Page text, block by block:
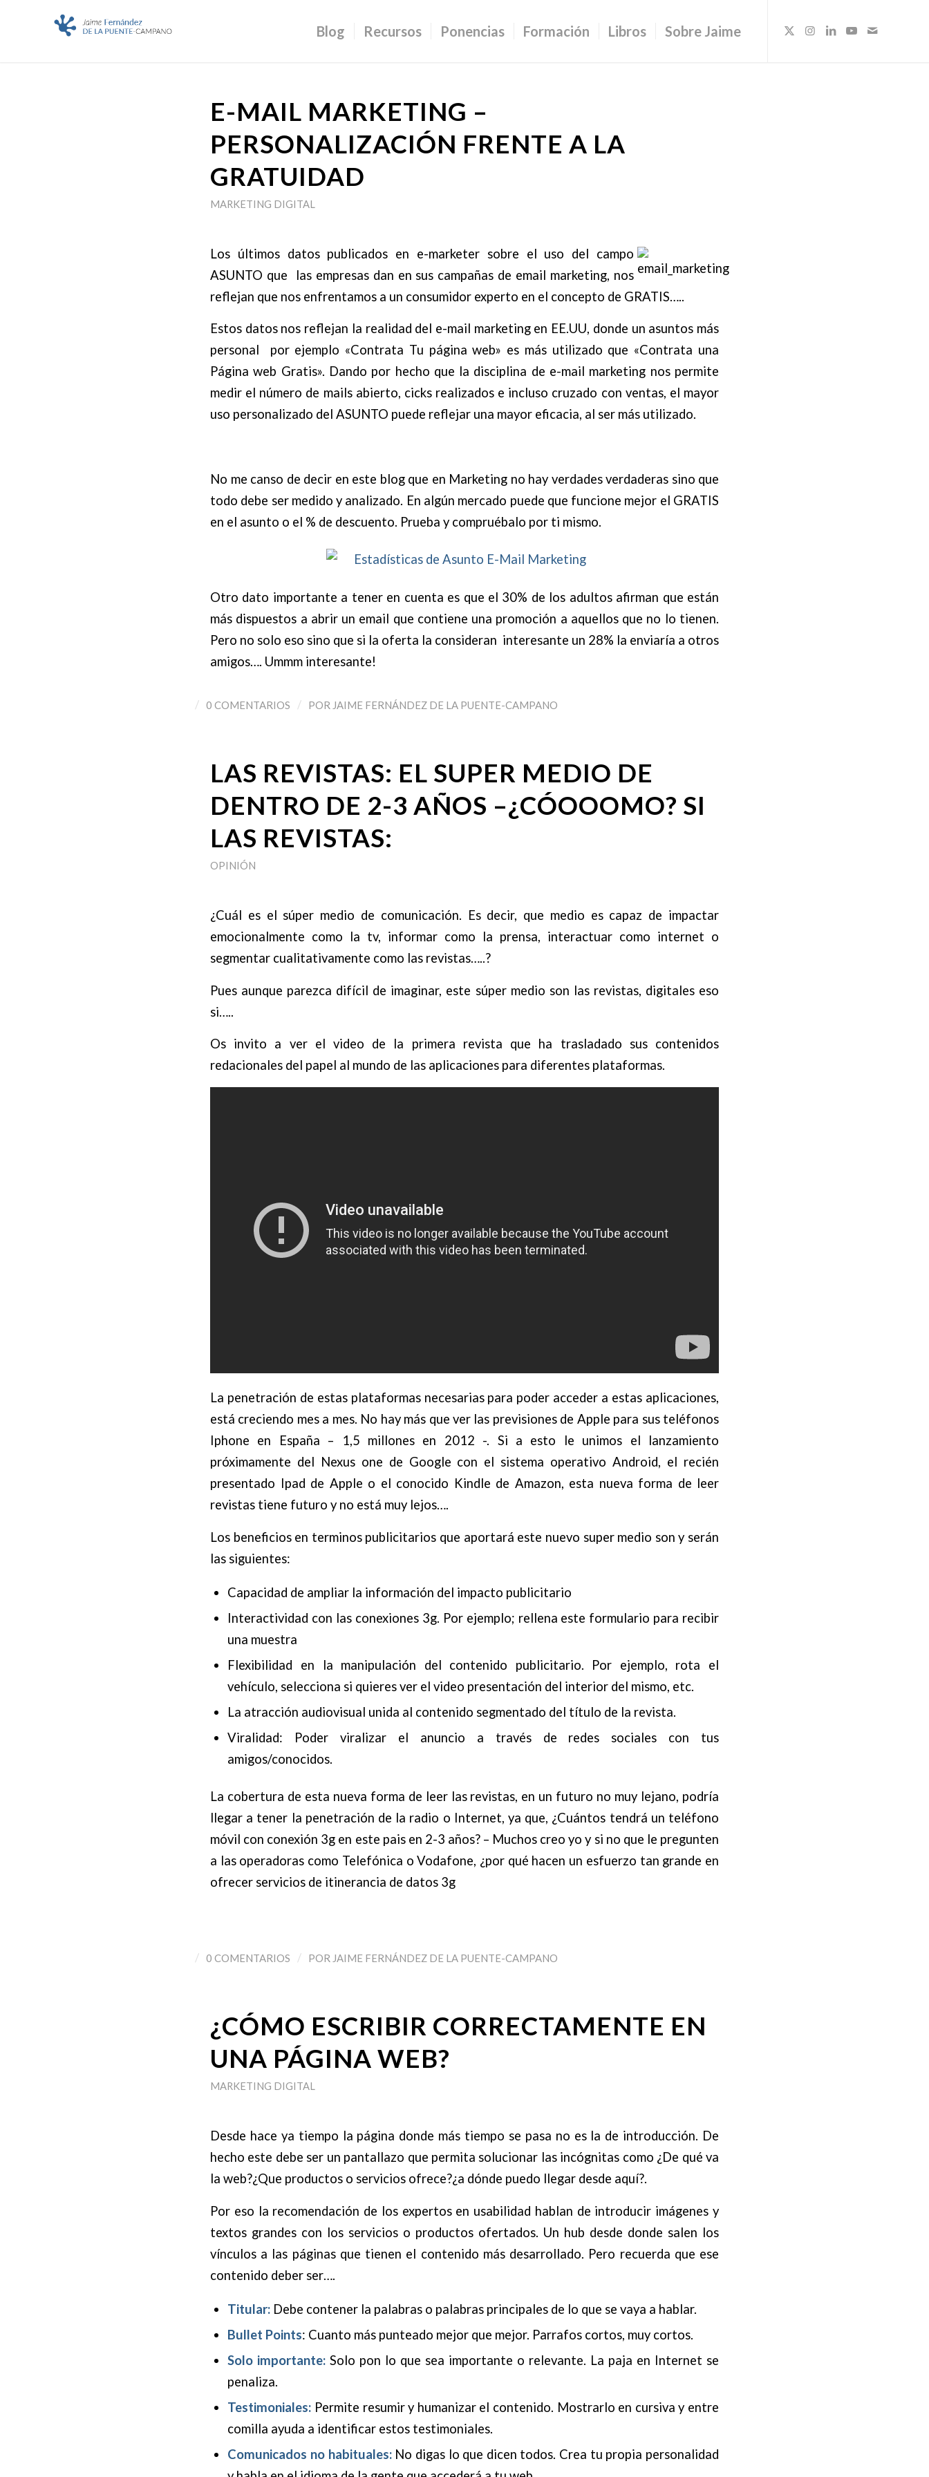
Blog Recursos Ponencias Formación Libros Sobre Jaime
E-MAIL MARKETING –
PERSONALIZACIÓN FRENTE A LA
GRATUIDAD
MARKETING DIGITAL
Los últimos datos publicados en e-marketer sobre el uso del campo
ASUNTO que las empresas dan en sus campañas de email marketing, nos
reflejan que nos enfrentamos a un consumidor experto en el concepto de GRATIS…..
Estos datos nos reflejan la realidad del e-mail marketing en EE.UU, donde un asuntos más
personal por ejemplo «Contrata Tu página web» es más utilizado que «Contrata una
Página web Gratis». Dando por hecho que la disciplina de e-mail marketing nos permite
medir el número de mails abierto, cicks realizados e incluso cruzado con ventas, el mayor
uso personalizado del ASUNTO puede reflejar una mayor eficacia, al ser más utilizado.
No me canso de decir en este blog que en Marketing no hay verdades verdaderas sino que
todo debe ser medido y analizado. En algún mercado puede que funcione mejor el GRATIS
en el asunto o el % de descuento. Prueba y compruébalo por ti mismo.
Otro dato importante a tener en cuenta es que el 30% de los adultos afirman que están
más dispuestos a abrir un email que contiene una promoción a aquellos que no lo tienen.
Pero no solo eso sino que si la oferta la consideran interesante un 28% la enviaría a otros
amigos…. Ummm interesante!
/ 0 COMENTARIOS / POR JAIME FERNÁNDEZ DE LA PUENTE-CAMPANO
LAS REVISTAS: EL SUPER MEDIO DE
DENTRO DE 2-3 AÑOS –¿CÓOOOMO? SI
LAS REVISTAS:
OPINIÓN
¿Cuál es el súper medio de comunicación. Es decir, que medio es capaz de impactar
emocionalmente como la tv, informar como la prensa, interactuar como internet o
segmentar cualitativamente como las revistas…..?
Pues aunque parezca difícil de imaginar, este súper medio son las revistas, digitales eso
si…..
Os invito a ver el video de la primera revista que ha trasladado sus contenidos
redacionales del papel al mundo de las aplicaciones para diferentes plataformas.
La penetración de estas plataformas necesarias para poder acceder a estas aplicaciones,
está creciendo mes a mes. No hay más que ver las previsiones de Apple para sus teléfonos
Iphone en España – 1,5 millones en 2012 -. Si a esto le unimos el lanzamiento
próximamente del Nexus one de Google con el sistema operativo Android, el recién
presentado Ipad de Apple o el conocido Kindle de Amazon, esta nueva forma de leer
revistas tiene futuro y no está muy lejos….
Los beneficios en terminos publicitarios que aportará este nuevo super medio son y serán
las siguientes:
Capacidad de ampliar la información del impacto publicitario
Interactividad con las conexiones 3g. Por ejemplo; rellena este formulario para recibir
una muestra
Flexibilidad en la manipulación del contenido publicitario. Por ejemplo, rota el
vehículo, selecciona si quieres ver el video presentación del interior del mismo, etc.
La atracción audiovisual unida al contenido segmentado del título de la revista.
Viralidad: Poder viralizar el anuncio a través de redes sociales con tus
amigos/conocidos.
La cobertura de esta nueva forma de leer las revistas, en un futuro no muy lejano, podría
llegar a tener la penetración de la radio o Internet, ya que, ¿Cuántos tendrá un teléfono
móvil con conexión 3g en este pais en 2-3 años? – Muchos creo yo y si no que le pregunten
a las operadoras como Telefónica o Vodafone, ¿por qué hacen un esfuerzo tan grande en
ofrecer servicios de itinerancia de datos 3g
/ 0 COMENTARIOS / POR JAIME FERNÁNDEZ DE LA PUENTE-CAMPANO
¿CÓMO ESCRIBIR CORRECTAMENTE EN
UNA PÁGINA WEB?
MARKETING DIGITAL
Desde hace ya tiempo la página donde más tiempo se pasa no es la de introducción. De
hecho este debe ser un pantallazo que permita solucionar las incógnitas como ¿De qué va
la web?¿Que productos o servicios ofrece?¿a dónde puedo llegar desde aquí?.
Por eso la recomendación de los expertos en usabilidad hablan de introducir imágenes y
textos grandes con los servicios o productos ofertados. Un hub desde donde salen los
vínculos a las páginas que tienen el contenido más desarrollado. Pero recuerda que ese
contenido deber ser….
Titular: Debe contener la palabras o palabras principales de lo que se vaya a hablar.
Bullet Points: Cuanto más punteado mejor que mejor. Parrafos cortos, muy cortos.
Solo importante: Solo pon lo que sea importante o relevante. La paja en Internet se
penaliza.
Testimoniales: Permite resumir y humanizar el contenido. Mostrarlo en cursiva y entre
comilla ayuda a identificar estos testimoniales.
Comunicados no habituales:No digas lo que dicen todos. Crea tu propia personalidad